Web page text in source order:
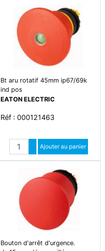
Bt aru rotatif 45mm ip67/69k
ind pos
EATON ELECTRIC
Réf : 000121463
Quantité
Augmenter quantité
Diminuer quantité
Ajouter au panier
Bouton d'arrêt d'urgence.